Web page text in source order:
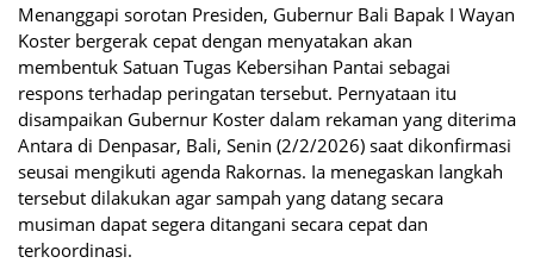
Menanggapi sorotan Presiden, Gubernur Bali Bapak I Wayan
Koster bergerak cepat dengan menyatakan akan
membentuk Satuan Tugas Kebersihan Pantai sebagai
respons terhadap peringatan tersebut. Pernyataan itu
disampaikan Gubernur Koster dalam rekaman yang diterima
Antara di Denpasar, Bali, Senin (2/2/2026) saat dikonfirmasi
seusai mengikuti agenda Rakornas. Ia menegaskan langkah
tersebut dilakukan agar sampah yang datang secara
musiman dapat segera ditangani secara cepat dan
terkoordinasi.